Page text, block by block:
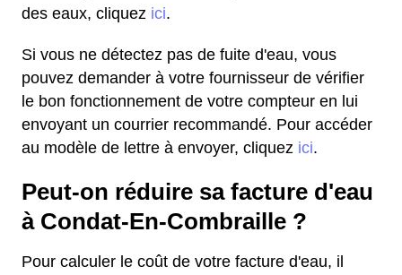
des eaux, cliquez ici.
Si vous ne détectez pas de fuite d'eau, vous
pouvez demander à votre fournisseur de vérifier
le bon fonctionnement de votre compteur en lui
envoyant un courrier recommandé. Pour accéder
au modèle de lettre à envoyer, cliquez ici.
Peut-on réduire sa facture d'eau
à Condat-En-Combraille ?
Pour calculer le coût de votre facture d'eau, il